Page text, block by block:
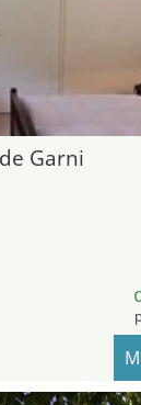
Garni